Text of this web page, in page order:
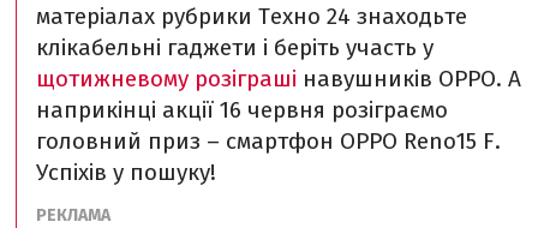
матеріалах рубрики Техно 24 знаходьте
клікабельні гаджети і беріть участь у
щотижневому розіграші навушників OPPO. А
наприкінці акції 16 червня розіграємо
головний приз – смартфон OPPO Reno15 F.
Успіхів у пошуку!